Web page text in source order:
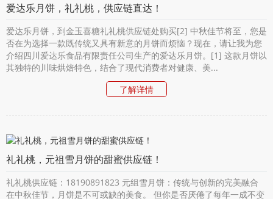
爱达乐月饼，礼礼桃，供应链直达！
爱达乐月饼，到金玉喜糖礼礼桃供应链处购买[2] 中秋佳节将至，您是
否在为选择一款既传统又具有新意的月饼而烦恼？现在，请让我为您
介绍四川爱达乐食品有限责任公司生产的爱达乐月饼。[1] 这款月饼以
其独特的川味烘焙特色，结合了现代消费者对健康、美...
了解详情
礼礼桃，元祖雪月饼的甜蜜供应链！
礼礼桃供应链：18190891823 元组雪月饼：传统与创新的完美融合
在中秋佳节，月饼是不可或缺的美食。 但你是否厌倦了每年一成不变